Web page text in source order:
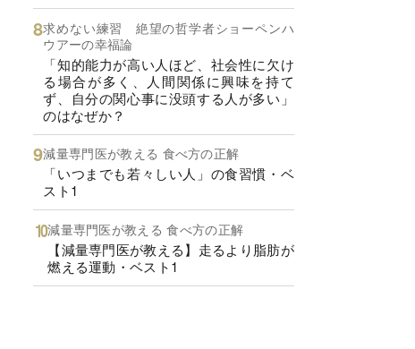
求めない練習 絶望の哲学者ショーペンハ
ウアーの幸福論
「知的能力が高い人ほど、社会性に欠け
る場合が多く、人間関係に興味を持て
ず、自分の関心事に没頭する人が多い」
のはなぜか？
減量専門医が教える 食べ方の正解
「いつまでも若々しい人」の食習慣・ベ
スト1
減量専門医が教える 食べ方の正解
【減量専門医が教える】走るより脂肪が
燃える運動・ベスト1